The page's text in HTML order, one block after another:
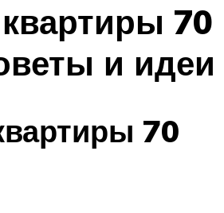
70
и идеи
70